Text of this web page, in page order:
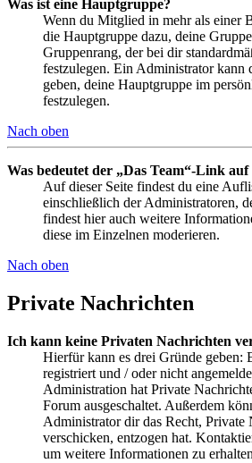
Was ist eine Hauptgruppe?
Wenn du Mitglied in mehr als einer
die Hauptgruppe dazu, deine
Gruppenrang, der bei dir
festzulegen. Ein Administrator kann
geben, deine Hauptgruppe im
festzulegen.
Nach oben
Was bedeutet der „Das Team“-Link auf
Auf dieser Seite findest du eine
einschließlich der Administratoren,
findest hier auch weitere
diese im Einzelnen moderieren.
Nach oben
Private Nachrichten
Ich kann keine Privaten Nachrichten
Hierfür kann es drei Gründe geben:
registriert und / oder nicht
Administration hat Private
Forum ausgeschaltet. Außerdem
Administrator dir das Recht, Private
verschicken, entzogen hat.
um weitere Informationen zu